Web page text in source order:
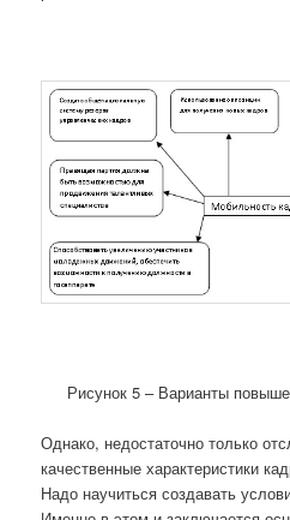
Рисунок 5 – Варианты
Однако, недостаточно только
качественные характеристики
Надо научиться создавать